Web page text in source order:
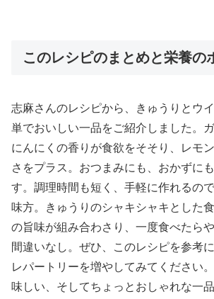
このレシピのまとめと栄養の
志麻さんのレシピから、きゅうりとウ
単でおいしい一品をご紹介しました。
にんにくの香りが食欲をそそり、レモ
さをプラス。おつまみにも、おかずに
す。調理時間も短く、手軽に作れるの
味方。きゅうりのシャキシャキとした
の旨味が組み合わさり、一度食べたら
間違いなし。ぜひ、このレシピを参考
レパートリーを増やしてみてください
味しい、そしてちょっとおしゃれな一